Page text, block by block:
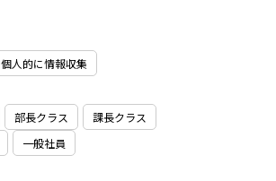
個人的に情報収集
部長クラス
課長クラス
一般社員